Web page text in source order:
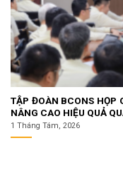
TẬP ĐOÀN BCONS HỌP
NÂNG CAO HIỆU QUẢ
1 Tháng Tám, 2026